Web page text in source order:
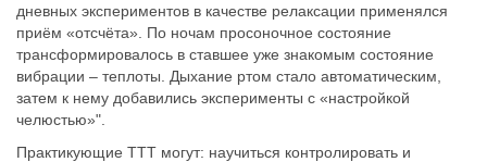
дневных экспериментов в качестве релаксации применялся
приём «отсчёта». По ночам просоночное состояние
трансформировалось в ставшее уже знакомым состояние
вибрации – теплоты. Дыхание ртом стало автоматическим,
затем к нему добавились эксперименты с «настройкой
челюстью»".
Практикующие ТТТ могут: научиться контролировать и